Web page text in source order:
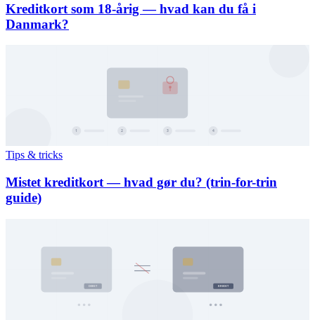
Kreditkort som 18-årig — hvad kan du få i
Danmark?
Tips & tricks
Mistet kreditkort — hvad gør du? (trin-for-trin
guide)